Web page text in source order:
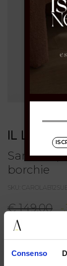
Consenso
IL LACCIO
Sandalo
borchie
SKU:
€ 149.00 -
COLORE: TAUPE